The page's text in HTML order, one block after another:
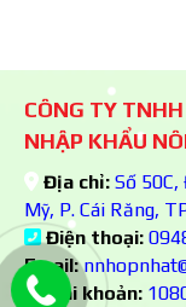
CÔNG TY
NHẬP KHẨU
Địa chỉ:Số 50C,
Mỹ, P. Cái Răng,
Điện thoại:
Email:
Số tài khoản: